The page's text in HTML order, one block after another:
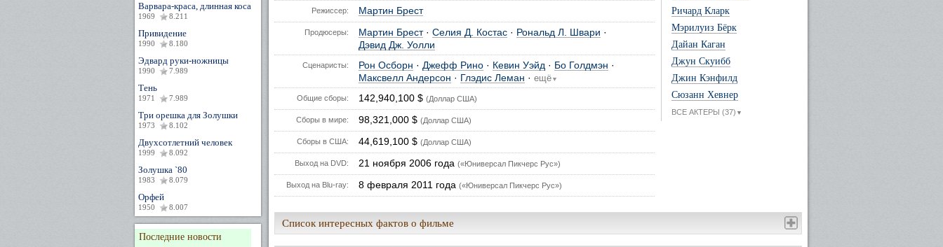
Варвара-краса, длинная коса
1969 8.211
Привидение
1990 8.180
Эдвард руки-ножницы
1990 7.989
Тень
1971 7.989
Три орешка для Золушки
1973 8.102
Двухсотлетний человек
1999 8.092
Золушка `80
1983 8.079
Орфей
1950 8.007
Последние новости
Режиссер: Мартин Брест
Продюсеры: Мартин Брест· Селия Д. Костас · Рональд Л. Швари ·
Дэвид Дж. Уолли
Сценаристы: Рон Осборн · Джефф Рино · Кевин Уэйд · Бо Голдмэн ·
Максвелл Андерсон · Глэдис Леман · ещё ▼
Общие сборы: 142,940,100 $ (Доллар США)
Сборы в мире: 98,321,000 $ (Доллар США)
Сборы в США: 44,619,100 $ (Доллар США)
Выход на DVD: 21 ноября 2006 года («Юниверсал Пикчерс Рус»)
Выход на Blu-ray: 8 февраля 2011 года («Юниверсал Пикчерс Рус»)
Ричард Кларк
Мэрилуиз Бёрк
Дайан Каган
Джун Скуибб
Джин Кэнфилд
Сюзанн Хевнер
ВСЕ АКТЕРЫ (37) ▼
Список интересных фактов о фильме